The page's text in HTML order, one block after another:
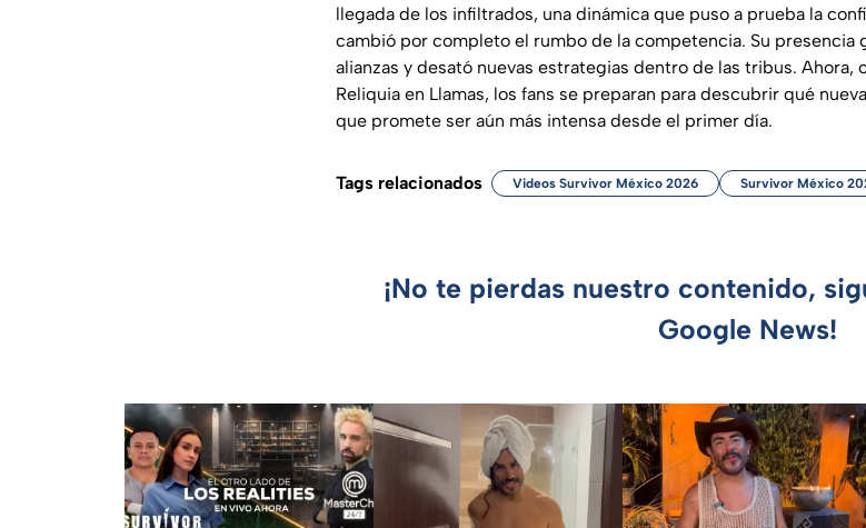
llegada de los infiltrados, una dinámica que puso a prueba la
cambió por completo el rumbo de la competencia. Su
alianzas y desató nuevas estrategias dentro de las tribus. Ahora,
Reliquia en Llamas, los fans se preparan para descubrir qué
que promete ser aún más intensa desde el primer día.
Tags relacionados Videos Survivor México 2026 Survivor México
¡No te pierdas nuestro contenido,
Google News!